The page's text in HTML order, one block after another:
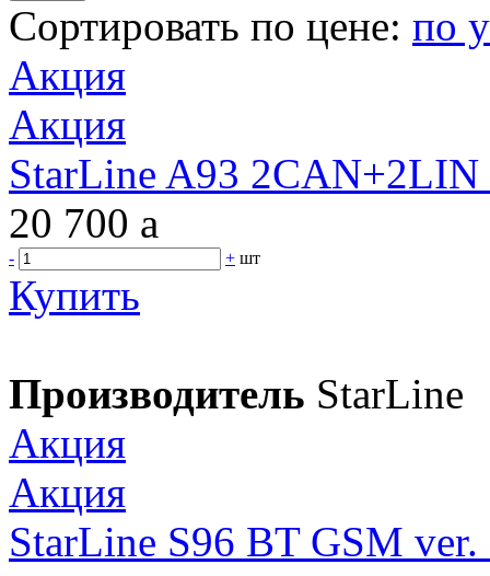
Сортировать по цене: по
Акция
Акция
StarLine A93 2CAN+2LIN
20 700 a
- + шт
Купить
Производитель StarLine
Акция
Акция
StarLine S96 BT GSM ver.